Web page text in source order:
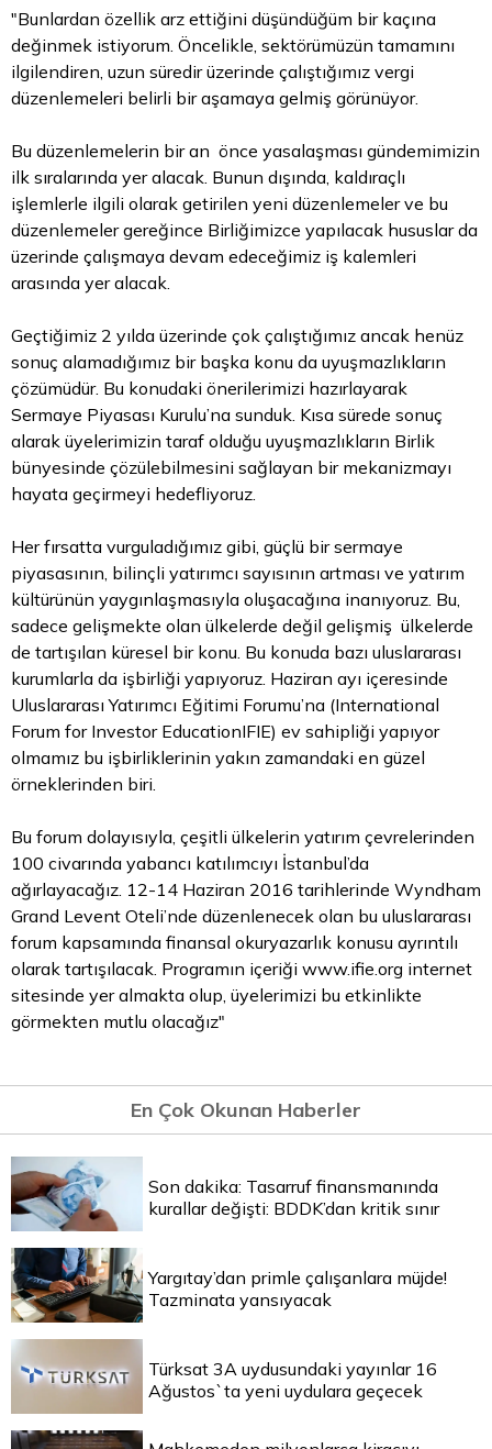
"Bunlardan özellik arz ettiğini düşündüğüm bir kaçına
değinmek istiyorum. Öncelikle, sektörümüzün tamamını
ilgilendiren, uzun süredir üzerinde çalıştığımız vergi
düzenlemeleri belirli bir aşamaya gelmiş görünüyor.
Bu düzenlemelerin bir an önce yasalaşması gündemimizin
ilk sıralarında yer alacak. Bunun dışında, kaldıraçlı
işlemlerle ilgili olarak getirilen yeni düzenlemeler ve bu
düzenlemeler gereğince Birliğimizce yapılacak hususlar da
üzerinde çalışmaya devam edeceğimiz iş kalemleri
arasında yer alacak.
Geçtiğimiz 2 yılda üzerinde çok çalıştığımız ancak henüz
sonuç alamadığımız bir başka konu da uyuşmazlıkların
çözümüdür. Bu konudaki önerilerimizi hazırlayarak
Sermaye Piyasası Kurulu’na sunduk. Kısa sürede sonuç
alarak üyelerimizin taraf olduğu uyuşmazlıkların Birlik
bünyesinde çözülebilmesini sağlayan bir mekanizmayı
hayata geçirmeyi hedefliyoruz.
Her fırsatta vurguladığımız gibi, güçlü bir sermaye
piyasasının, bilinçli yatırımcı sayısının artması ve yatırım
kültürünün yaygınlaşmasıyla oluşacağına inanıyoruz. Bu,
sadece gelişmekte olan ülkelerde değil gelişmiş ülkelerde
de tartışılan küresel bir konu. Bu konuda bazı uluslararası
kurumlarla da işbirliği yapıyoruz. Haziran ayı içeresinde
Uluslararası Yatırımcı Eğitimi Forumu’na (International
Forum for Investor EducationIFIE) ev sahipliği yapıyor
olmamız bu işbirliklerinin yakın zamandaki en güzel
örneklerinden biri.
Bu forum dolayısıyla, çeşitli ülkelerin yatırım çevrelerinden
100 civarında yabancı katılımcıyı İstanbul’da
ağırlayacağız. 12-14 Haziran 2016 tarihlerinde Wyndham
Grand Levent Oteli’nde düzenlenecek olan bu uluslararası
forum kapsamında finansal okuryazarlık konusu ayrıntılı
olarak tartışılacak. Programın içeriği www.ifie.org internet
sitesinde yer almakta olup, üyelerimizi bu etkinlikte
görmekten mutlu olacağız"
En Çok Okunan Haberler
Son dakika: Tasarruf finansmanında
kurallar değişti: BDDK’dan kritik sınır
Yargıtay’dan primle çalışanlara müjde!
Tazminata yansıyacak
Türksat 3A uydusundaki yayınlar 16
Ağustos`ta yeni uydulara geçecek